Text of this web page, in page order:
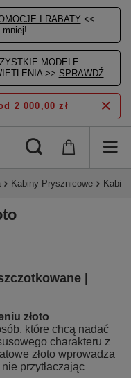
I RABATY <<
mniej!
MODELE
>> SPRAWDŹ
2 000,00 zł
Kabiny Prysznicowe
|
złoto
które chcą nadać
charakteru z
złoto wprowadza
przytłaczając